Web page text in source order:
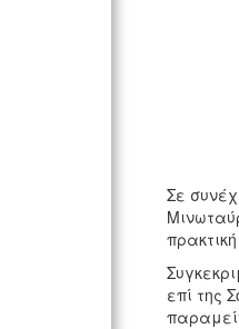
Σε
επί της